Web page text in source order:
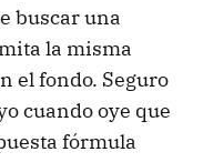
buscar una
la misma
el fondo. Seguro
cuando oye que
fórmula